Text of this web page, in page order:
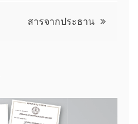
สารจากประธาน